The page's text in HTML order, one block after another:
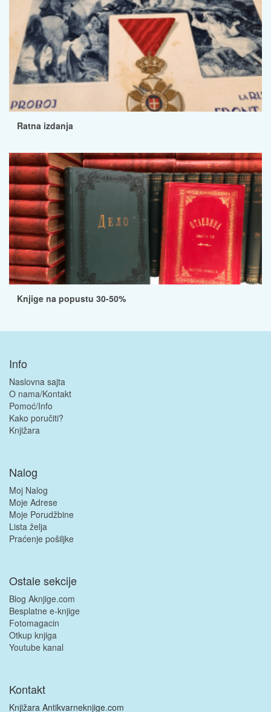
Ratna izdanja
Knjige na popustu 30-50%
Info
Naslovna sajta
O nama/Kontakt
Pomoć/Info
Kako poručiti?
Knjižara
Nalog
Moj Nalog
Moje Adrese
Moje Porudžbine
Lista želja
Praćenje pošiljke
Ostale sekcije
Blog Aknjige.com
Besplatne e-knjige
Fotomagacin
Otkup knjiga
Youtube kanal
Kontakt
Knjižara Antikvarneknjige.com